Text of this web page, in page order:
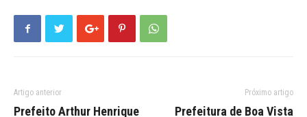
Artigo anterior
Prefeito Arthur Henrique
Próximo artigo
Prefeitura de Boa Vista